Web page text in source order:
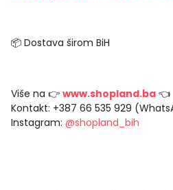
📦 Dostava širom BiH
Više na 👉 www.shopland.ba 👈
Kontakt: +387 66 535 929
Instagram: @shopland_bih